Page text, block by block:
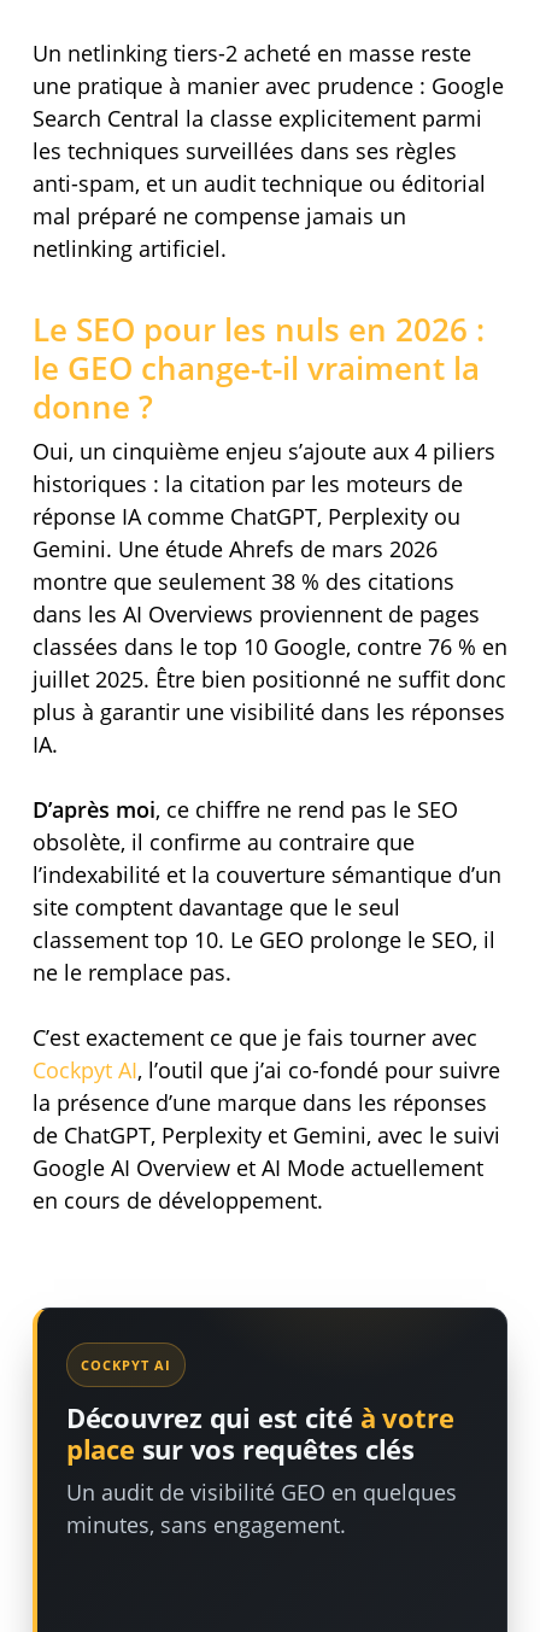
Un netlinking tiers-2 acheté en masse reste
une pratique à manier avec prudence : Google
Search Central la classe explicitement parmi
les techniques surveillées dans ses règles
anti-spam, et un audit technique ou éditorial
mal préparé ne compense jamais un
netlinking artificiel.
Le SEO pour les nuls en 2026 :
le GEO change-t-il vraiment la
donne ?
Oui, un cinquième enjeu s’ajoute aux 4 piliers
historiques : la citation par les moteurs de
réponse IA comme ChatGPT, Perplexity ou
Gemini. Une étude Ahrefs de mars 2026
montre que seulement 38 % des citations
dans les AI Overviews proviennent de pages
classées dans le top 10 Google, contre 76 % en
juillet 2025. Être bien positionné ne suffit donc
plus à garantir une visibilité dans les réponses
IA.
D’après moi, ce chiffre ne rend pas le SEO
obsolète, il confirme au contraire que
l’indexabilité et la couverture sémantique d’un
site comptent davantage que le seul
classement top 10. Le GEO prolonge le SEO, il
ne le remplace pas.
C’est exactement ce que je fais tourner avec
Cockpyt AI, l’outil que j’ai co-fondé pour suivre
la présence d’une marque dans les réponses
de ChatGPT, Perplexity et Gemini, avec le suivi
Google AI Overview et AI Mode actuellement
en cours de développement.
COCKPYT AI
Découvrez qui est cité à votre
place sur vos requêtes clés
Un audit de visibilité GEO en quelques
minutes, sans engagement.